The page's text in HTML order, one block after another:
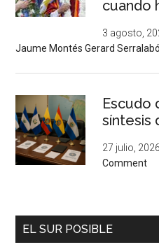
cuando
3 agosto,
Jaume Montés Gerard
Escudo
síntesis
27 julio, 2026
Comment
EL SUR POSIBLE